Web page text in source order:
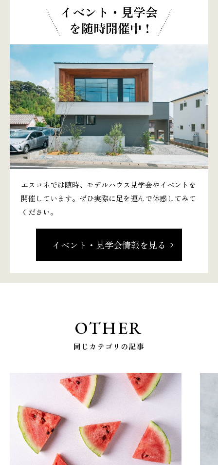
イベント・見学会
を随時開催中 !
エスコネでは随時、モデルハウス見学会やイベントを
開催しています。ぜひ実際に足を運んで体感してみて
ください。
イベント・見学会情報を見る
OTHER
同じカテゴリの記事